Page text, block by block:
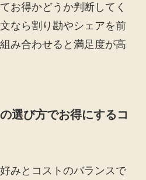
お得かどうか判断してく
なら割り勘やシェアを前
み合わせると満足度が高
選び方でお得にするコ
みとコストのバランスで